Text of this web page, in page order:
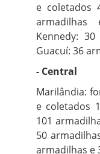
e coletados
armadilhas
Kennedy:
Guacuí: 36
- Central
Marilândia:
e coletados
101
50
armadilhas e